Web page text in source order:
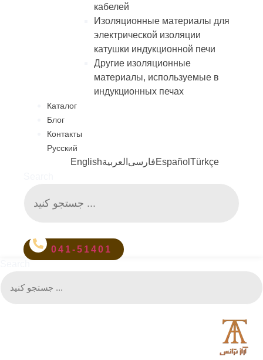
кабелей
Изоляционные материалы для
электрической изоляции
катушки индукционной печи
Другие изоляционные
материалы, используемые в
индукционных печах
Каталог
Блог
Контакты
Русский
English فارسی العربية Español Türkçe
041-51401